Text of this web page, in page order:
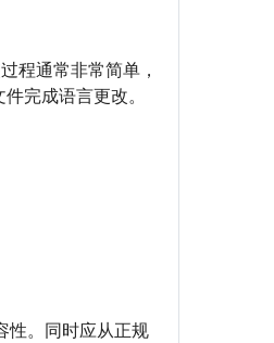
程通常非常简单，
完成语言更改。
性。同时应从正规